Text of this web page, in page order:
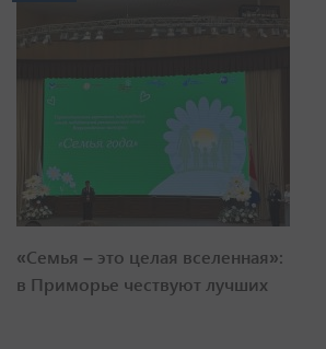
«Семья – это целая вселенная»:
в Приморье чествуют лучших